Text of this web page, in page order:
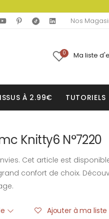
Nos
0 Ma liste
À 2.99€ TUTORIELS
Knitty6 N°7220
Cet article est
confort de choix.
Ajouter à ma liste